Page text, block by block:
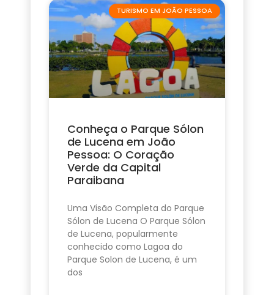
TURISMO EM JOÃO PESSOA
Conheça o Parque Sólon
de Lucena em João
Pessoa: O Coração
Verde da Capital
Paraibana
Uma Visão Completa do Parque
Sólon de Lucena O Parque Sólon
de Lucena, popularmente
conhecido como Lagoa do
Parque Solon de Lucena, é um
dos